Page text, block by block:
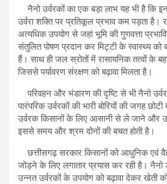
नैनो उर्वरकों का एक बड़ा लाभ यह भी है कि
उर्वरा शक्ति पर प्रतिकूल प्रभाव कम पड़ता है।
अत्यधिक उपयोग से जहां भूमि की गुणवत्ता
संतुलित पोषण प्रदान कर मिट्टी के स्वास्थ्य
हैं। साथ ही जल स्रोतों में रासायनिक तत्वों के
जिससे पर्यावरण संरक्षण को बढ़ावा मिलता है।
परिवहन और भंडारण की दृष्टि से भी नैनो
पारंपरिक उर्वरकों की भारी बोरियों की जगह
उर्वरक किसानों के लिए आसानी से ले जाने और
इससे समय और श्रम दोनों की बचत होती है।
छत्तीसगढ़ सरकार किसानों को आधुनिक एवं
जोड़ने के लिए लगातार प्रयास कर रही है। नैनो
उन्नत उर्वरकों के उपयोग को बढ़ावा देकर खेती